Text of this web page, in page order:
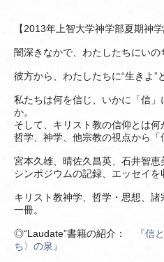
【2013年上智大学神学部夏期神
闇深きなかで、わたしたちにい
彼方から、わたしたちに“生きよ
私たちは何を信じ、いかに「信
か。
そして、キリスト教の信仰とは何
哲学、神学、他宗教の視点から「
宮本久雄、晴佐久昌英、石井智
シンポジウムの記録、エッセイを
キリスト教神学、哲学・思想、諸
一冊。
◎“Laudate”書籍の紹介：
『信
ち〉の泉』